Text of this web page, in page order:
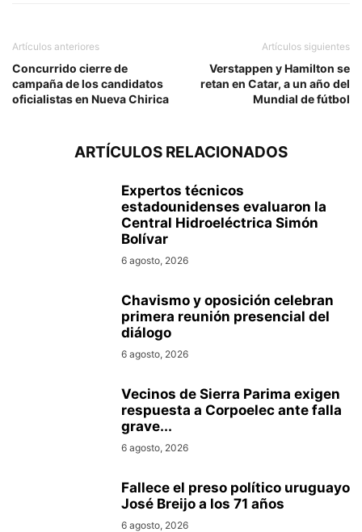
Artículos anteriores
Concurrido cierre de
campaña de los candidatos
oficialistas en Nueva Chirica
Artículos siguientes
Verstappen y Hamilton se
retan en Catar, a un año del
Mundial de fútbol
ARTÍCULOS RELACIONADOS
Expertos técnicos
estadounidenses evaluaron la
Central Hidroeléctrica Simón
Bolívar
6 agosto, 2026
Chavismo y oposición celebran
primera reunión presencial del
diálogo
6 agosto, 2026
Vecinos de Sierra Parima exigen
respuesta a Corpoelec ante falla
grave...
6 agosto, 2026
Fallece el preso político uruguayo
José Breijo a los 71 años
6 agosto, 2026